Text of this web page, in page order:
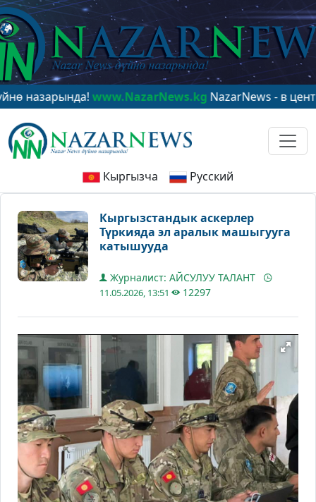
www.NazarNews.kgNazarNews - в центре
Кыргызча Русский
Кыргызстандык аскерлер
Түркияда эл аралык машыгууга
катышууда
Журналист: АЙСУЛУУ ТАЛАНТ
11.05.2026, 13:51 12297